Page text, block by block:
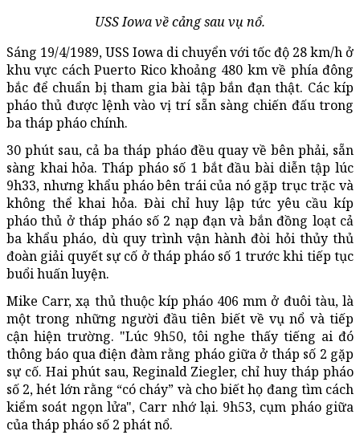
USS Iowa về cảng sau vụ nổ.
Sáng 19/4/1989, USS Iowa di chuyển với tốc độ 28 km/h ở
khu vực cách Puerto Rico khoảng 480 km về phía đông
bắc để chuẩn bị tham gia bài tập bắn đạn thật. Các kíp
pháo thủ được lệnh vào vị trí sẵn sàng chiến đấu trong
ba tháp pháo chính.
30 phút sau, cả ba tháp pháo đều quay về bên phải, sẵn
sàng khai hỏa. Tháp pháo số 1 bắt đầu bài diễn tập lúc
9h33, nhưng khẩu pháo bên trái của nó gặp trục trặc và
không thể khai hỏa. Đài chỉ huy lập tức yêu cầu kíp
pháo thủ ở tháp pháo số 2 nạp đạn và bắn đồng loạt cả
ba khẩu pháo, dù quy trình vận hành đòi hỏi thủy thủ
đoàn giải quyết sự cố ở tháp pháo số 1 trước khi tiếp tục
buổi huấn luyện.
Mike Carr, xạ thủ thuộc kíp pháo 406 mm ở đuôi tàu, là
một trong những người đầu tiên biết về vụ nổ và tiếp
cận hiện trường. "Lúc 9h50, tôi nghe thấy tiếng ai đó
thông báo qua điện đàm rằng pháo giữa ở tháp số 2 gặp
sự cố. Hai phút sau, Reginald Ziegler, chỉ huy tháp pháo
số 2, hét lớn rằng “có cháy” và cho biết họ đang tìm cách
kiểm soát ngọn lửa", Carr nhớ lại. 9h53, cụm pháo giữa
của tháp pháo số 2 phát nổ.